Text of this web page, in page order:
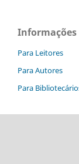
Informações
Para Leitores
Para Autores
Para